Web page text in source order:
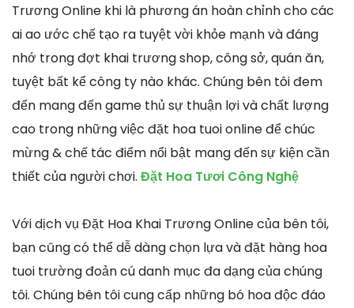
Trương Online khi là phương án hoàn chỉnh cho các
ai ao ước chế tạo ra tuyệt vời khỏe mạnh và đáng
nhớ trong đợt khai trương shop, công sở, quán ăn,
tuyệt bất kể công ty nào khác. Chúng bên tôi đem
đến mang đến game thủ sự thuận lợi và chất lượng
cao trong những việc đặt hoa tuoi online để chúc
mừng & chế tác điểm nổi bật mang đến sự kiện cần
thiết của người chơi. Đặt Hoa Tươi Công Nghệ
Với dịch vụ Đặt Hoa Khai Trương Online của bên tôi,
bạn cũng có thể dễ dàng chọn lựa và đặt hàng hoa
tuoi trường đoản cú danh mục đa dạng của chúng
tôi. Chúng bên tôi cung cấp những bó hoa độc đáo